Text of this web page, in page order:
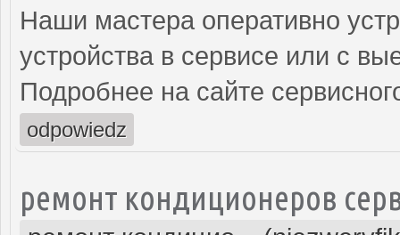
Наши мастера оперативно
устройства в сервисе или с
Подробнее на сайте
odpowiedz
ремонт кондиционеров